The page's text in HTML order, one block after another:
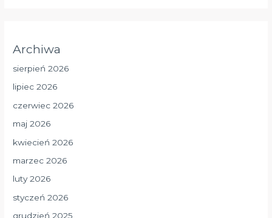
Archiwa
sierpień 2026
lipiec 2026
czerwiec 2026
maj 2026
kwiecień 2026
marzec 2026
luty 2026
styczeń 2026
grudzień 2025